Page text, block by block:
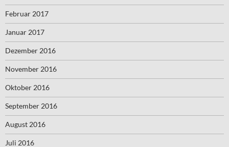
Februar 2017
Januar 2017
Dezember 2016
November 2016
Oktober 2016
September 2016
August 2016
Juli 2016